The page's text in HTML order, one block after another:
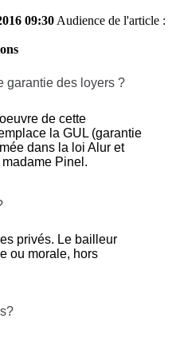
09:30 Audience de l'article :
garantie des loyers ?
de cette
la GUL (garantie
dans la loi Alur et
Pinel.
privés. Le bailleur
ou morale, hors